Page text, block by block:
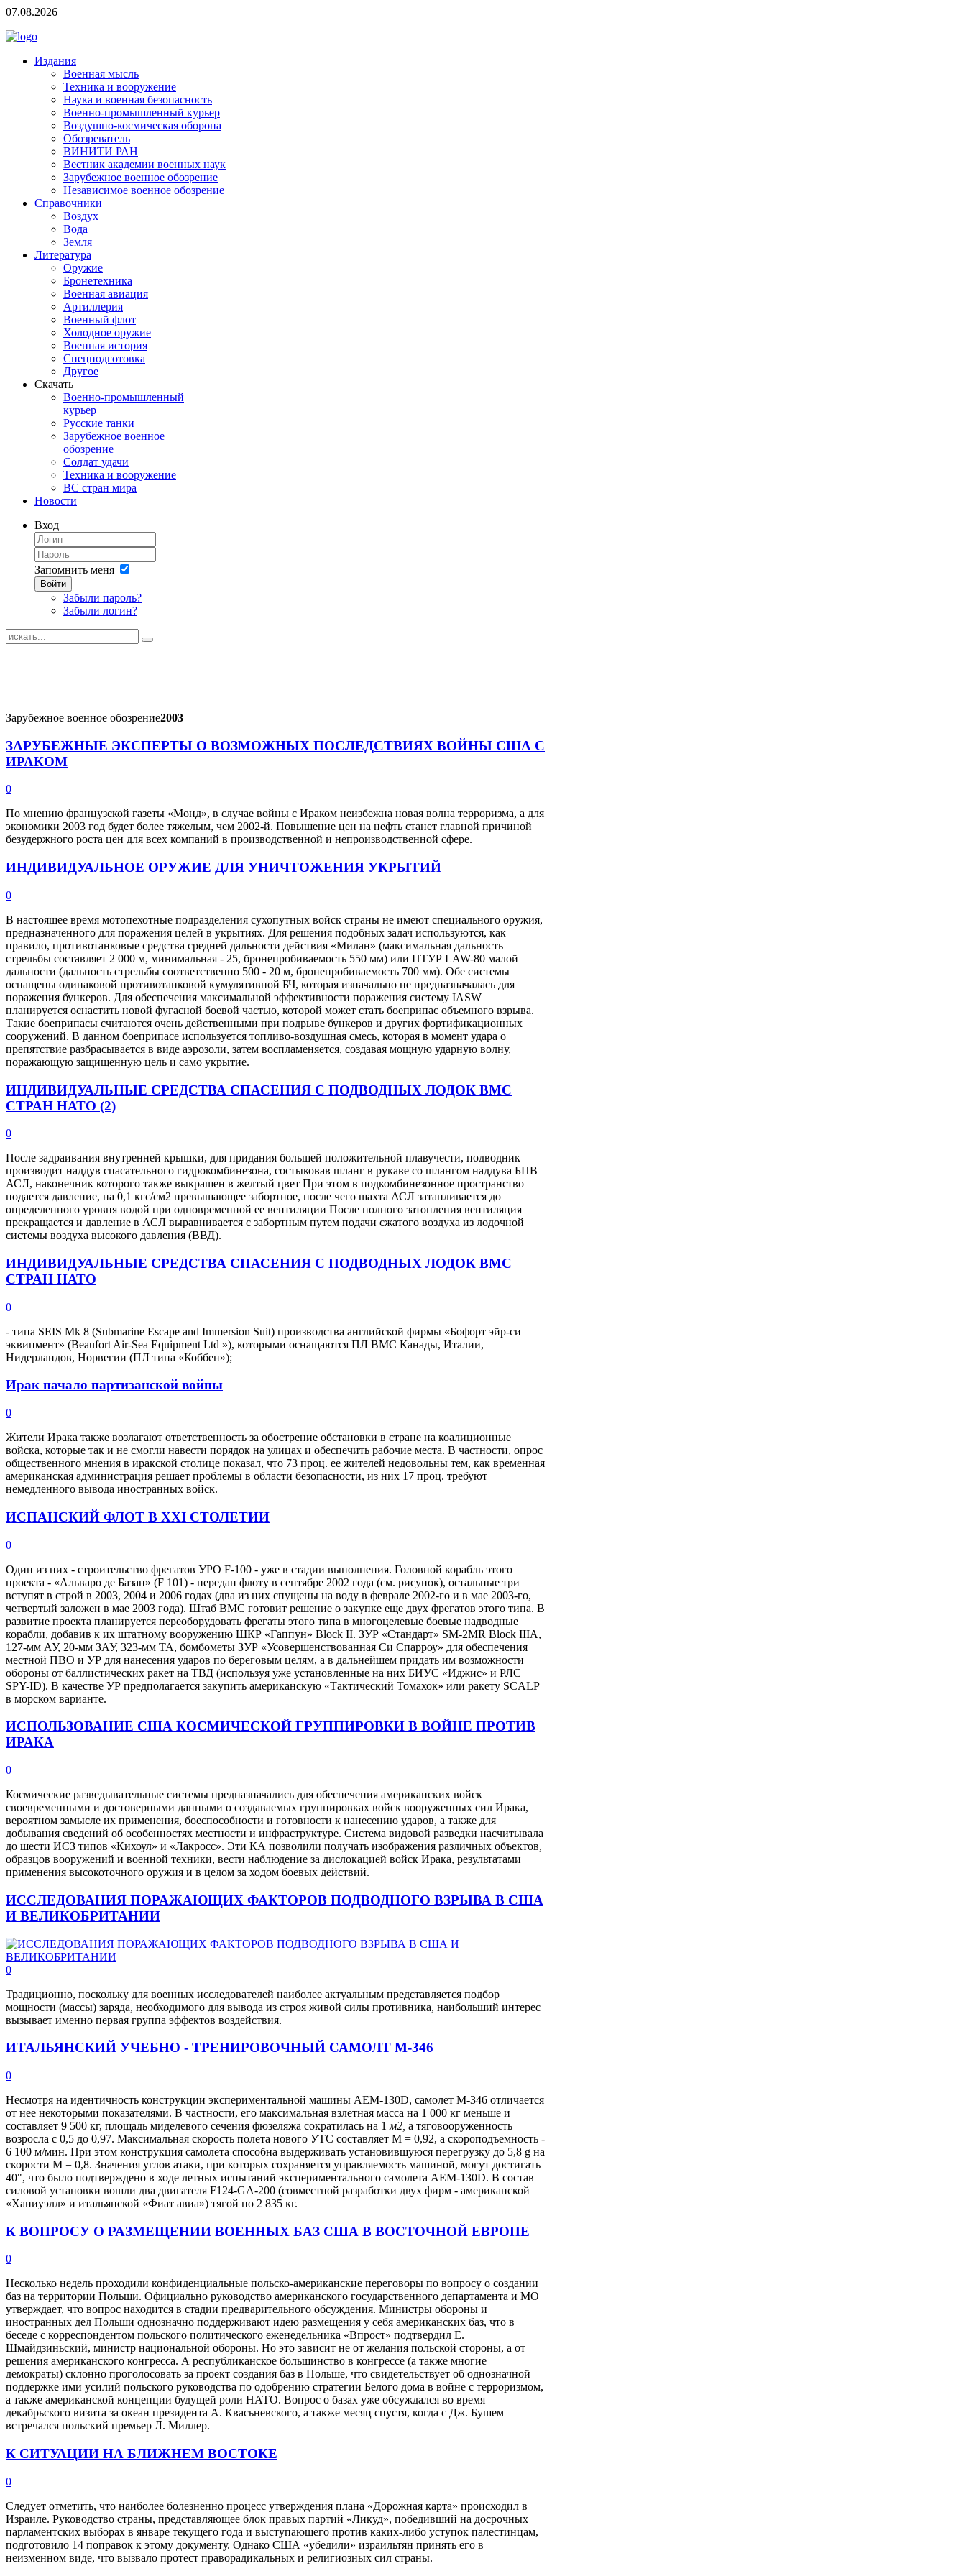
07.08.2026
Издания
Военная мысль
Техника и вооружение
Наука и военная безопасность
Военно-промышленный курьер
Воздушно-космическая оборона
Обозреватель
ВИНИТИ РАН
Вестник академии военных наук
Зарубежное военное обозрение
Независимое военное обозрение
Справочники
Воздух
Вода
Земля
Литература
Оружие
Бронетехника
Военная авиация
Артиллерия
Военный флот
Холодное оружие
Военная история
Спецподготовка
Другое
Скачать
Военно-промышленный
курьер
Русские танки
Зарубежное военное
обозрение
Солдат удачи
Техника и вооружение
ВС стран мира
Новости
Вход
Запомнить меня
Войти
Забыли пароль?
Забыли логин?
Зарубежное военное обозрение2003
ЗАРУБЕЖНЫЕ ЭКСПЕРТЫ О ВОЗМОЖНЫХ ПОСЛЕДСТВИЯХ ВОЙНЫ США С
ИРАКОМ
0
По мнению французской газеты «Монд», в случае войны с Ираком неизбежна новая волна терроризма, а для
экономики 2003 год будет более тяжелым, чем 2002-й. Повышение цен на нефть станет главной причиной
безудержного роста цен для всех компаний в производственной и непроизводственной сфере.
ИНДИВИДУАЛЬНОЕ ОРУЖИЕ ДЛЯ УНИЧТОЖЕНИЯ УКРЫТИЙ
0
В настоящее время мотопехотные подразделения сухопутных войск страны не имеют специального оружия,
предназначенного для поражения целей в укрытиях. Для решения подобных задач используются, как
правило, противотанковые средства средней дальности действия «Милан» (максимальная дальность
стрельбы составляет 2 000 м, минимальная - 25, бронепробиваемость 550 мм) или ПТУР LAW-80 малой
дальности (дальность стрельбы соответственно 500 - 20 м, бронепробиваемость 700 мм). Обе системы
оснащены одинаковой противотанковой кумулятивной БЧ, которая изначально не предназначалась для
поражения бункеров. Для обеспечения максимальной эффективности поражения систему IASW
планируется оснастить новой фугасной боевой частью, которой может стать боеприпас объемного взрыва.
Такие боеприпасы считаются очень действенными при подрыве бункеров и других фортификационных
сооружений. В данном боеприпасе используется топливо-воздушная смесь, которая в момент удара о
препятствие разбрасывается в виде аэрозоли, затем воспламеняется, создавая мощную ударную волну,
поражающую защищенную цель и само укрытие.
ИНДИВИДУАЛЬНЫЕ СРЕДСТВА СПАСЕНИЯ С ПОДВОДНЫХ ЛОДОК ВМС
СТРАН НАТО (2)
0
После задраивания внутренней крышки, для придания большей положительной плавучести, подводник
производит наддув спасательного гидрокомбинезона, состыковав шланг в рукаве со шлангом наддува БПВ
АСЛ, наконечник которого также выкрашен в желтый цвет При этом в подкомбинезонное пространство
подается давление, на 0,1 кгс/см2 превышающее забортное, после чего шахта АСЛ затапливается до
определенного уровня водой при одновременной ее вентиляции После полного затопления вентиляция
прекращается и давление в АСЛ выравнивается с забортным путем подачи сжатого воздуха из лодочной
системы воздуха высокого давления (ВВД).
ИНДИВИДУАЛЬНЫЕ СРЕДСТВА СПАСЕНИЯ С ПОДВОДНЫХ ЛОДОК ВМС
СТРАН НАТО
0
- типа SEIS Mk 8 (Submarine Escape and Immersion Suit) производства английской фирмы «Бофорт эйр-си
эквипмент» (Beaufort Air-Sea Equipment Ltd »), которыми оснащаются ПЛ ВМС Канады, Италии,
Нидерландов, Норвегии (ПЛ типа «Коббен»);
Ирак начало партизанской войны
0
Жители Ирака также возлагают ответственность за обострение обстановки в стране на коалиционные
войска, которые так и не смогли навести порядок на улицах и обеспечить рабочие места. В частности, опрос
общественного мнения в иракской столице показал, что 73 проц. ее жителей недовольны тем, как временная
американская администрация решает проблемы в области безопасности, из них 17 проц. требуют
немедленного вывода иностранных войск.
ИСПАНСКИЙ ФЛОТ В XXI СТОЛЕТИИ
0
Один из них - строительство фрегатов УРО F-100 - уже в стадии выполнения. Головной корабль этого
проекта - «Альваро де Базан» (F 101) - передан флоту в сентябре 2002 года (см. рисунок), остальные три
вступят в строй в 2003, 2004 и 2006 годах (два из них спущены на воду в феврале 2002-го и в мае 2003-го,
четвертый заложен в мае 2003 года). Штаб ВМС готовит решение о закупке еще двух фрегатов этого типа. В
развитие проекта планируется переоборудовать фрегаты этого типа в многоцелевые боевые надводные
корабли, добавив к их штатному вооружению ШКР «Гаппун» Block II. ЗУР «Стандарт» SM-2MR Block IIIA,
127-мм АУ, 20-мм ЗАУ, 323-мм ТА, бомбометы ЗУР «Усовершенствованная Си Спарроу» для обеспечения
местной ПВО и УР для нанесения ударов по береговым целям, а в дальнейшем придать им возможности
обороны от баллистических ракет на ТВД (используя уже установленные на них БИУС «Иджис» и РЛС
SPY-ID). В качестве УР предполагается закупить американскую «Тактический Томахок» или ракету SCALP
в морском варианте.
ИСПОЛЬЗОВАНИЕ США КОСМИЧЕСКОЙ ГРУППИРОВКИ В ВОЙНЕ ПРОТИВ
ИРАКА
0
Космические разведывательные системы предназначались для обеспечения американских войск
своевременными и достоверными данными о создаваемых группировках войск вооруженных сил Ирака,
вероятном замысле их применения, боеспособности и готовности к нанесению ударов, а также для
добывания сведений об особенностях местности и инфраструктуре. Система видовой разведки насчитывала
до шести ИСЗ типов «Кихоул» и «Лакросс». Эти КА позволили получать изображения различных объектов,
образцов вооружений и военной техники, вести наблюдение за дислокацией войск Ирака, результатами
применения высокоточного оружия и в целом за ходом боевых действий.
ИССЛЕДОВАНИЯ ПОРАЖАЮЩИХ ФАКТОРОВ ПОДВОДНОГО ВЗРЫВА В США
И ВЕЛИКОБРИТАНИИ
0
Традиционно, поскольку для военных исследователей наиболее актуальным представляется подбор
мощности (массы) заряда, необходимого для вывода из строя живой силы противника, наибольший интерес
вызывает именно первая группа эффектов воздействия.
ИТАЛЬЯНСКИЙ УЧЕБНО - ТРЕНИРОВОЧНЫЙ САМОЛТ М-346
0
Несмотря на идентичность конструкции экспериментальной машины AEM-130D, самолет М-346 отличается
от нее некоторыми показателями. В частности, его максимальная взлетная масса на 1 000 кг меньше и
составляет 9 500 кг, площадь миделевого сечения фюзеляжа сократилась на 1 м2, а тяговооруженность
возросла с 0,5 до 0,97. Максимальная скорость полета нового УТС составляет М = 0,92, а скороподъемность -
6 100 м/мин. При этом конструкция самолета способна выдерживать установившуюся перегрузку до 5,8 g на
скорости М = 0,8. Значения углов атаки, при которых сохраняется управляемость машиной, могут достигать
40", что было подтверждено в ходе летных испытаний экспериментального самолета AEM-130D. В состав
силовой установки вошли два двигателя F124-GA-200 (совместной разработки двух фирм - американской
«Ханиуэлл» и итальянской «Фиат авиа») тягой по 2 835 кг.
К ВОПРОСУ О РАЗМЕЩЕНИИ ВОЕННЫХ БАЗ США В ВОСТОЧНОЙ ЕВРОПЕ
0
Несколько недель проходили конфиденциальные польско-американские переговоры по вопросу о создании
баз на территории Польши. Официально руководство американского государственного департамента и МО
утверждает, что вопрос находится в стадии предварительного обсуждения. Министры обороны и
иностранных дел Польши однозначно поддерживают идею размещения у себя американских баз, что в
беседе с корреспондентом польского политического еженедельника «Впрост» подтвердил Е.
Шмайдзиньский, министр национальной обороны. Но это зависит не от желания польской стороны, а от
решения американского конгресса. А республиканское большинство в конгрессе (а также многие
демократы) склонно проголосовать за проект создания баз в Польше, что свидетельствует об однозначной
поддержке ими усилий польского руководства по одобрению стратегии Белого дома в войне с терроризмом,
а также американской концепции будущей роли НАТО. Вопрос о базах уже обсуждался во время
декабрьского визита за океан президента А. Квасьневского, а также месяц спустя, когда с Дж. Бушем
встречался польский премьер Л. Миллер.
К СИТУАЦИИ НА БЛИЖНЕМ ВОСТОКЕ
0
Следует отметить, что наиболее болезненно процесс утверждения плана «Дорожная карта» происходил в
Израиле. Руководство страны, представляющее блок правых партий «Ликуд», победивший на досрочных
парламентских выборах в январе текущего года и выступающего против каких-либо уступок палестинцам,
подготовило 14 поправок к этому документу. Однако США «убедили» израильтян принять его в
неизменном виде, что вызвало протест праворадикальных и религиозных сил страны.